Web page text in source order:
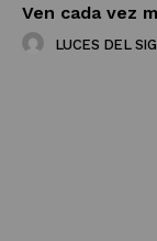
Ven cada vez
LUCES DEL